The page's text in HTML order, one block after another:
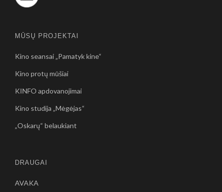
MŪSŲ PROJEKTAI
Kino seansai „Pamatyk kine“
Kino protų mūšiai
KINFO apdovanojimai
Kino studija „Mėgėjas“
„Oskarų“ belaukiant
DRAUGAI
AVAKA